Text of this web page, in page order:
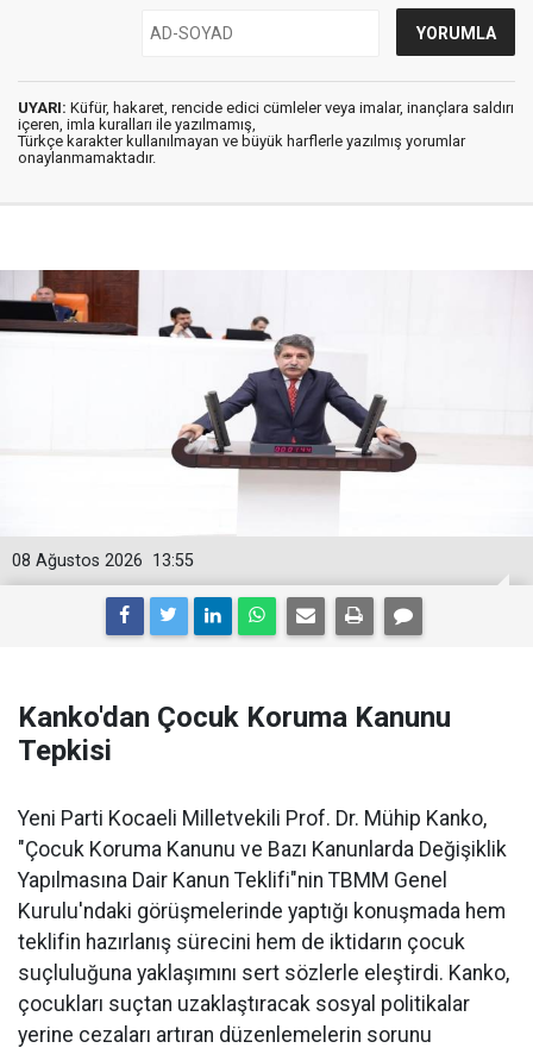
UYARI: Küfür, hakaret, rencide edici cümleler veya imalar, inançlara saldırı
içeren, imla kuralları ile yazılmamış,
Türkçe karakter kullanılmayan ve büyük harflerle yazılmış yorumlar
onaylanmamaktadır.
13:55
08 Ağustos 2026
Kanko'dan Çocuk Koruma Kanunu
Tepkisi
Yeni Parti Kocaeli Milletvekili Prof. Dr. Mühip Kanko,
"Çocuk Koruma Kanunu ve Bazı Kanunlarda Değişiklik
Yapılmasına Dair Kanun Teklifi"nin TBMM Genel
Kurulu'ndaki görüşmelerinde yaptığı konuşmada hem
teklifin hazırlanış sürecini hem de iktidarın çocuk
suçluluğuna yaklaşımını sert sözlerle eleştirdi. Kanko,
çocukları suçtan uzaklaştıracak sosyal politikalar
yerine cezaları artıran düzenlemelerin sorunu